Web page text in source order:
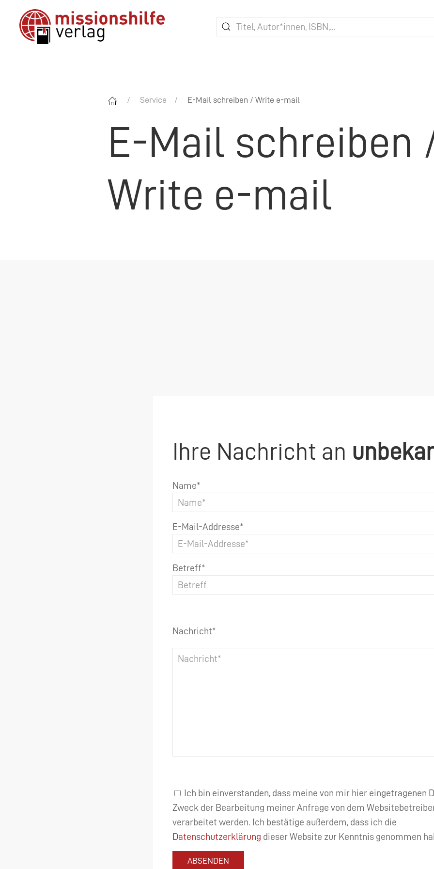
Service E-Mail schreiben / Write e-mail
E-Mail schreiben
Write e-mail
Ihre Nachricht an
Name*
E-Mail-Addresse*
Betreff*
Nachricht*
Ich bin einverstanden, dass meine von mir hier eingetragenen
Zweck der Bearbeitung meiner Anfrage von dem
verarbeitet werden. Ich bestätige außerdem, dass ich die
Datenschutzerklärung dieser Website zur Kenntnis genommen
ABSENDEN